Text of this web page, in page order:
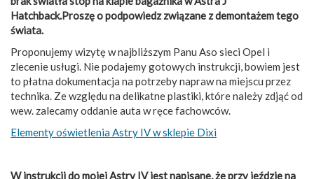
Hatchback.Proszę o podpowiedz związane z demontażem tego
świata.
Proponujemy wizytę w najbliższym Panu Aso sieci Opel i
zlecenie usługi. Nie podajemy gotowych instrukcji, bowiem jest
to płatna dokumentacja na potrzeby napraw na miejscu przez
technika. Ze względu na delikatne plastiki, które należy zdjąć od
wew. zalecamy oddanie auta w ręce fachowców.
Elementy oświetlenia Astry IV w sklepie Dixi
W instrukcji do mojej Astry IV jest napisane, że przy jeździe na